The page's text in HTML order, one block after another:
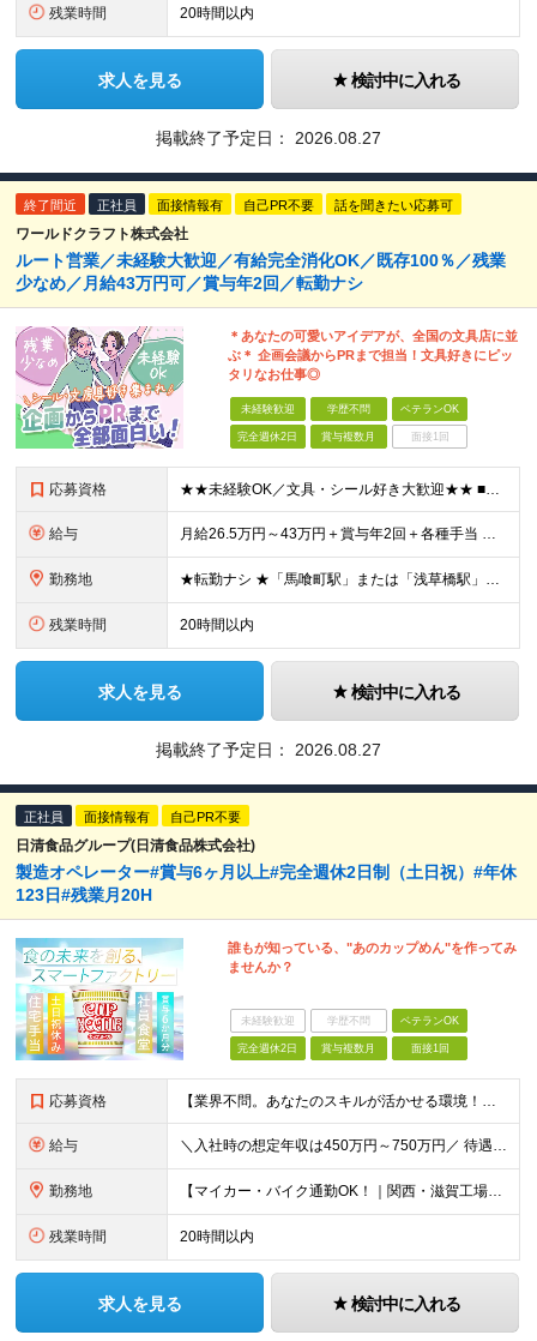
残業時間 20時間以内
求人を見る 検討中に入れる
掲載終了予定日： 2026.08.27
終了間近 正社員 面接情報有 自己PR不要 話を聞きたい応募可
ワールドクラフト株式会社
ルート営業／未経験大歓迎／有給完全消化OK／既存100％／残業
少なめ／月給43万円可／賞与年2回／転勤ナシ
＊あなたの可愛いアイデアが、全国の文具店に並
ぶ＊ 企画会議からPRまで担当！文具好きにピッ
タリなお仕事◎
未経験歓迎 学歴不問 ベテランOK
完全週休2日 賞与複数月 面接1回
応募資格 ★★未経験OK／文具・シール好き大歓迎★★ ■学歴不問 ■第二新卒歓迎 今回の採用では人柄を重視しているため、 営業や文具業界の経験がなくてもOK◎ 気になった方はまずはお気軽にご応募ください！
給与 月給26.5万円～43万円＋賞与年2回＋各種手当 ※試用期間6ヵ月あり（期間中の待遇に変更なし） ※固定残業代（月5時間・1万円～）を含みます ※超過分は別途支給します
勤務地 ★転勤ナシ ★「馬喰町駅」または「浅草橋駅」から徒歩5分 【東京本社】 東京都中央区日本橋馬喰町2-2-6 朝日生命須長ビル6F (変更の範囲)上記を除く当社関連勤務地
残業時間 20時間以内
求人を見る 検討中に入れる
掲載終了予定日： 2026.08.27
正社員 面接情報有 自己PR不要
日清食品グループ(日清食品株式会社)
製造オペレーター#賞与6ヶ月以上#完全週休2日制（土日祝）#年休
123日#残業月20H
誰もが知っている、"あのカップめん"を作ってみ
ませんか？
未経験歓迎 学歴不問 ベテランOK
完全週休2日 賞与複数月 面接1回
応募資格 【業界不問。あなたのスキルが活かせる環境！高卒以上】 ★下記いずれかのご経験をお持ちの方 ◯工場での製造経験（設備の運転・メンテナンス・トラブル対応等） ◯工場での勤務経験（生産管理・品質管理等）
給与 ＼入社時の想定年収は450万円～750万円／ 待遇 学歴・年齢・経験スキルにより、採用区分が異なります。 ★最大賞与8ヶ月分の支給実績 決算賞与が支給される年もございます。 昨年度
勤務地 【マイカー・バイク通勤OK！｜関西・滋賀工場には独身寮あり】 日清食品直轄工場（関東工場・静岡工場・関西工場・滋賀工場・下関工場） 【関東工場】茨城県取手市清水667-1 【静岡工場】静岡県焼津市相
残業時間 20時間以内
求人を見る 検討中に入れる